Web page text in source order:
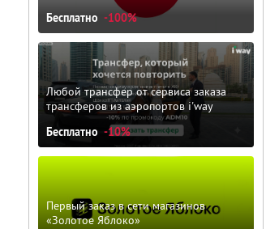
Бесплатно -100%
Любой трансфер от сервиса заказа
трансферов из аэропортов i'way
Бесплатно -10%
Первый заказ в сети магазинов
«Золотое Яблоко»